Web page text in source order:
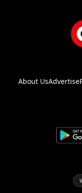
About UsAdvertise